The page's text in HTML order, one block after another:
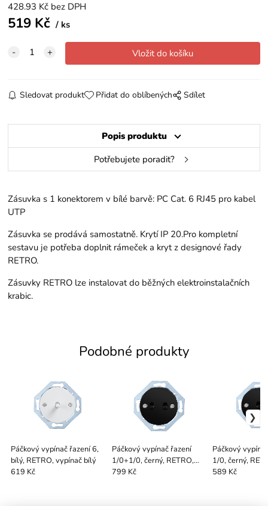
428.93 Kč bez DPH
519 Kč ks
Sledovat produkt Přidat do oblíbených Sdílet
Popis produktu
Potřebujete poradit?
Zásuvka s 1 konektorem v bílé barvě: PC Cat. 6 RJ45 pro kabel
UTP
Zásuvka se prodává samostatně. Krytí IP 20.Pro kompletní
sestavu je potřeba doplnit rámeček a kryt z designové řady
RETRO.
Zásuvky RETRO lze instalovat do běžných elektroinstalačních
krabic.
Podobné produkty
Páčkový vypínač řazení 6,
bílý, RETRO, vypínač bílý
619 Kč
Páčkový vypínač řazení
1/0+1/0, černý, RETRO,
vypínač černý
799 Kč
Páčkový
1/0, černý,
černý
589 Kč